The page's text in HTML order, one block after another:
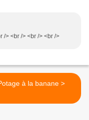
/> <br /> <br /> <br />
Potage à la banane >